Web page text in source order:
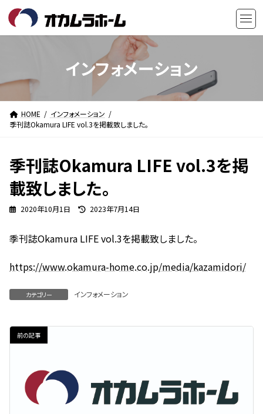
テ
ス
キ
ゲ
ン
に
インフォメーション
HOME
インフォメーション
季刊誌Okamura LIFE vol.3を掲載致しました。
季刊誌Okamura LIFE vol.3を掲
載致しました。
2020年10月1日
最
新
:
2023年7月14日
季刊誌Okamura LIFE vol.3を掲載致しました。
https://www.okamura-home.co.jp/media/kazamidori/
カテゴリー インフォメーション
前の記事